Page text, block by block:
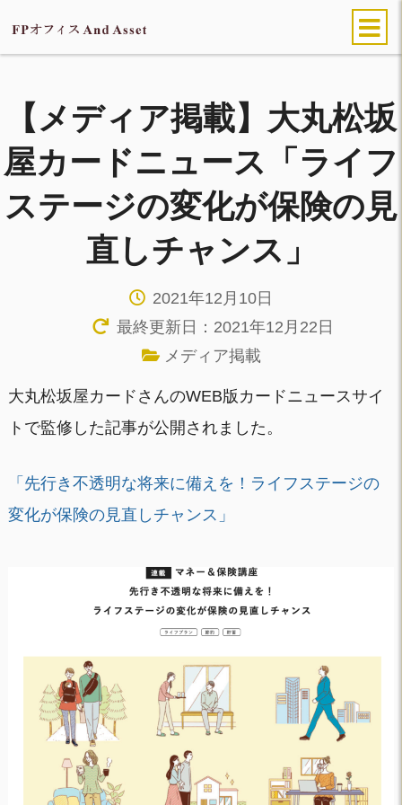
【メディア掲載】大丸松坂
屋カードニュース「ライフ
ステージの変化が保険の見
直しチャンス」
2021年12月10日
最終更新日：2021年12月22日
メディア掲載
大丸松坂屋カードさんのWEB版カードニュースサイ
トで監修した記事が公開されました。
「先行き不透明な将来に備えを！ライフステージの
変化が保険の見直しチャンス」